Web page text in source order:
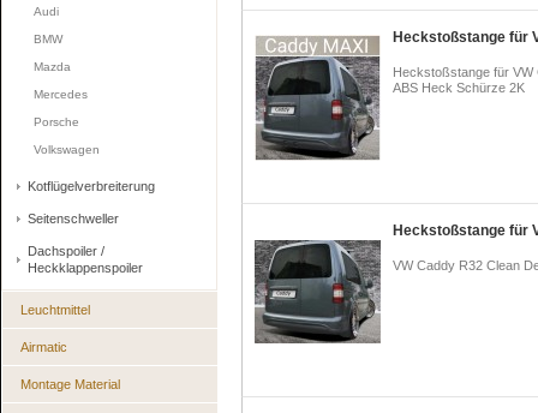
Audi
BMW
Mazda
Mercedes
Porsche
Volkswagen
Kotflügelverbreiterung
Seitenschweller
Dachspoiler /
Heckklappenspoiler
Leuchtmittel
Airmatic
Montage Material
Heckstoßstange für
Heckstoßstange für VW
ABS Heck Schürze 2K
Heckstoßstange für
VW Caddy R32 Clean